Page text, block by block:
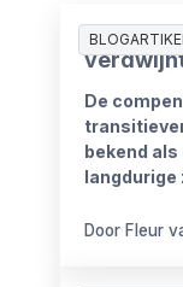
De
bekend
langdurige
kabinet
Door Fleur